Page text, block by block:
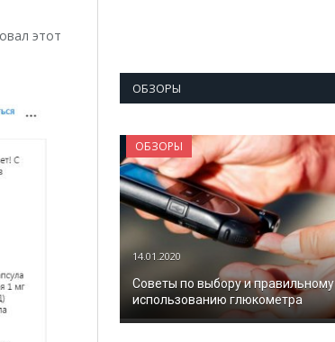
этот
ОБЗОРЫ
ОБЗОРЫ
14.01.2020
Советы по выбору и правильному
использованию глюкометра